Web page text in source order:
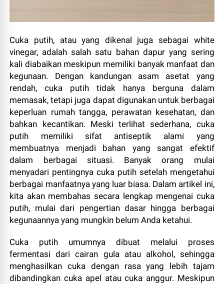
Cuka putih, atau yang dikenal juga sebagai white
vinegar, adalah salah satu bahan dapur yang sering
kali diabaikan meskipun memiliki banyak manfaat dan
kegunaan. Dengan kandungan asam asetat yang
rendah, cuka putih tidak hanya berguna dalam
memasak, tetapi juga dapat digunakan untuk berbagai
keperluan rumah tangga, perawatan kesehatan, dan
bahkan kecantikan. Meski terlihat sederhana, cuka
putih memiliki sifat antiseptik alami yang
membuatnya menjadi bahan yang sangat efektif
dalam berbagai situasi. Banyak orang mulai
menyadari pentingnya cuka putih setelah mengetahui
berbagai manfaatnya yang luar biasa. Dalam artikel ini,
kita akan membahas secara lengkap mengenai cuka
putih, mulai dari pengertian dasar hingga berbagai
kegunaannya yang mungkin belum Anda ketahui.
Cuka putih umumnya dibuat melalui proses
fermentasi dari cairan gula atau alkohol, sehingga
menghasilkan cuka dengan rasa yang lebih tajam
dibandingkan cuka apel atau cuka anggur. Meskipun